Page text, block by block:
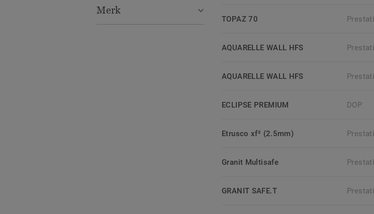
Merk
TOPAZ 70
AQUARELLE WALL HFS
AQUARELLE WALL HFS
ECLIPSE PREMIUM DOP
Etrusco xf² (2.5mm)
Granit Multisafe
GRANIT SAFE.T